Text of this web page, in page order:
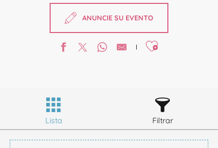
ANUNCIE SU EVENTO
Ajouter aux
Lista Filtrar